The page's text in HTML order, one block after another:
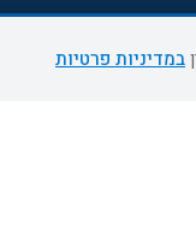
במדיניות פרטיות